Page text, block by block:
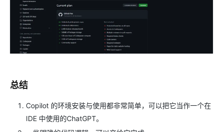
总结
Copilot 的环境安装与使用都非常简单，可以把它当作一个在
IDE 中使用的ChatGPT。